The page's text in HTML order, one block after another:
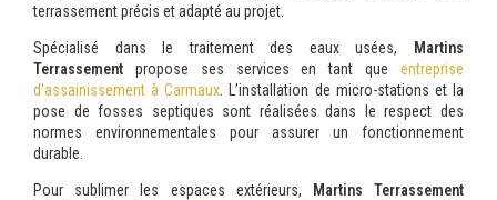
terrassement précis et adapté au projet.
Spécialisé dans le traitement des eaux usées, Martins
Terrassement propose ses services en tant que entreprise
d'assainissement à Carmaux . L’installation de micro-stations et la
pose de fosses septiques sont réalisées dans le respect des
normes environnementales pour assurer un fonctionnement
durable.
Pour sublimer les espaces extérieurs, Martins Terrassement